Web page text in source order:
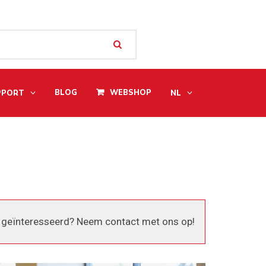
BLOG WEBSHOP NL
geïnteresseerd? Neem contact met ons op!